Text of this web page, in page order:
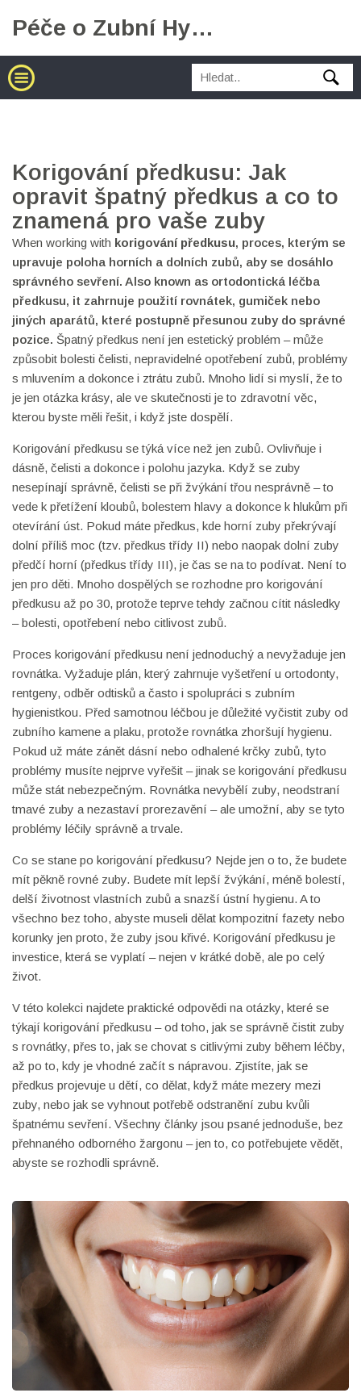
Péče o Zubní Hygienu
Korigování předkusu: Jak
opravit špatný předkus a co to
znamená pro vaše zuby
When working with korigování předkusu, proces, kterým se
upravuje poloha horních a dolních zubů, aby se dosáhlo
správného sevření. Also known as ortodontická léčba
předkusu, it zahrnuje použití rovnátek, gumiček nebo
jiných aparátů, které postupně přesunou zuby do správné
pozice. Špatný předkus není jen estetický problém – může
způsobit bolesti čelisti, nepravidelné opotřebení zubů, problémy
s mluvením a dokonce i ztrátu zubů. Mnoho lidí si myslí, že to
je jen otázka krásy, ale ve skutečnosti je to zdravotní věc,
kterou byste měli řešit, i když jste dospělí.
Korigování předkusu se týká více než jen zubů. Ovlivňuje i
dásně, čelisti a dokonce i polohu jazyka. Když se zuby
nesepínají správně, čelisti se při žvýkání třou nesprávně – to
vede k přetížení kloubů, bolestem hlavy a dokonce k hlukům při
otevírání úst. Pokud máte předkus, kde horní zuby překrývají
dolní příliš moc (tzv. předkus třídy II) nebo naopak dolní zuby
předčí horní (předkus třídy III), je čas se na to podívat. Není to
jen pro děti. Mnoho dospělých se rozhodne pro korigování
předkusu až po 30, protože teprve tehdy začnou cítit následky
– bolesti, opotřebení nebo citlivost zubů.
Proces korigování předkusu není jednoduchý a nevyžaduje jen
rovnátka. Vyžaduje plán, který zahrnuje vyšetření u ortodonty,
rentgeny, odběr odtisků a často i spolupráci s zubním
hygienistkou. Před samotnou léčbou je důležité vyčistit zuby od
zubního kamene a plaku, protože rovnátka zhoršují hygienu.
Pokud už máte zánět dásní nebo odhalené krčky zubů, tyto
problémy musíte nejprve vyřešit – jinak se korigování předkusu
může stát nebezpečným. Rovnátka nevybělí zuby, neodstraní
tmavé zuby a nezastaví prorezavění – ale umožní, aby se tyto
problémy léčily správně a trvale.
Co se stane po korigování předkusu? Nejde jen o to, že budete
mít pěkně rovné zuby. Budete mít lepší žvýkání, méně bolestí,
delší životnost vlastních zubů a snazší ústní hygienu. A to
všechno bez toho, abyste museli dělat kompozitní fazety nebo
korunky jen proto, že zuby jsou křivé. Korigování předkusu je
investice, která se vyplatí – nejen v krátké době, ale po celý
život.
V této kolekci najdete praktické odpovědi na otázky, které se
týkají korigování předkusu – od toho, jak se správně čistit zuby
s rovnátky, přes to, jak se chovat s citlivými zuby během léčby,
až po to, kdy je vhodné začít s nápravou. Zjistíte, jak se
předkus projevuje u dětí, co dělat, když máte mezery mezi
zuby, nebo jak se vyhnout potřebě odstranění zubu kvůli
špatnému sevření. Všechny články jsou psané jednoduše, bez
přehnaného odborného žargonu – jen to, co potřebujete vědět,
abyste se rozhodli správně.